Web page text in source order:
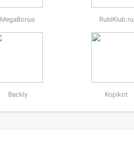
MegaBonus RublKlub.ru
Backly Kopikot